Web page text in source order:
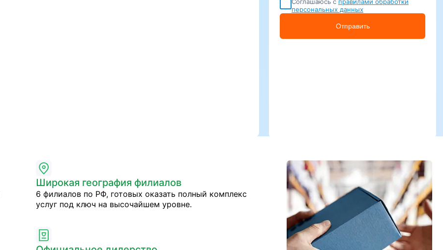
персональных данных
Отправить
Широкая география филиалов
6 филиалов по РФ, готовых оказать полный комплекс
услуг под ключ на высочайшем уровне.